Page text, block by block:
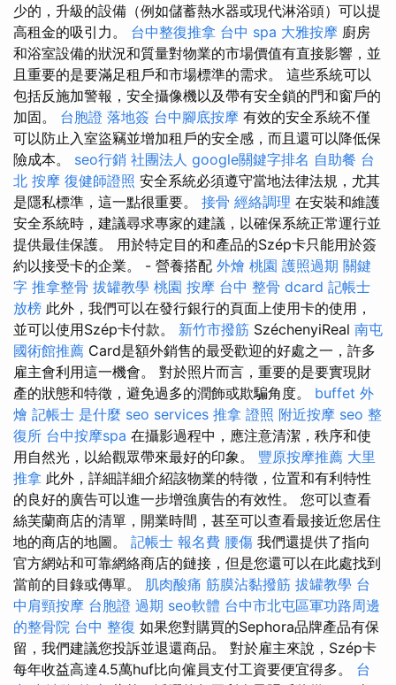
少的，升級的設備（例如儲蓄熱水器或現代淋浴頭）可以提
高租金的吸引力。 台中整復推拿 台中 spa 大雅按摩 廚房
和浴室設備的狀況和質量對物業的市場價值有直接影響，並
且重要的是要滿足租戶和市場標準的需求。 這些系統可以
包括反施加警報，安全攝像機以及帶有安全鎖的門和窗戶的
加固。 台胞證 落地簽 台中腳底按摩 有效的安全系統不僅
可以防止入室盜竊並增加租戶的安全感，而且還可以降低保
險成本。 seo行銷 社團法人 google關鍵字排名 自助餐 台
北 按摩 復健師證照 安全系統必須遵守當地法律法規，尤其
是隱私標準，這一點很重要。 接骨 經絡調理 在安裝和維護
安全系統時，建議尋求專家的建議，以確保系統正常運行並
提供最佳保護。 用於特定目的和產品的Szép卡只能用於簽
約以接受卡的企業。 - 營養搭配 外燴 桃園 護照過期 關鍵
字 推拿整骨 拔罐教學 桃園 按摩 台中 整骨 dcard 記帳士
放榜 此外，我們可以在發行銀行的頁面上使用卡的使用，
並可以使用Szép卡付款。 新竹市撥筋 SzéchenyiReal 南屯
國術館推薦 Card是額外銷售的最受歡迎的好處之一，許多
雇主會利用這一機會。 對於照片而言，重要的是要實現財
產的狀態和特徵，避免過多的潤飾或欺騙角度。 buffet 外
燴 記帳士 是什麼 seo services 推拿 證照 附近按摩 seo 整
復所 台中按摩spa 在攝影過程中，應注意清潔，秩序和使
用自然光，以給觀眾帶來最好的印象。 豐原按摩推薦 大里
推拿 此外，詳細詳細介紹該物業的特徵，位置和有利特性
的良好的廣告可以進一步增強廣告的有效性。 您可以查看
絲芙蘭商店的清單，開業時間，甚至可以查看最接近您居住
地的商店的地圖。 記帳士 報名費 腰傷 我們還提供了指向
官方網站和可靠網絡商店的鏈接，但是您還可以在此處找到
當前的目錄或傳單。 肌肉酸痛 筋膜沾黏撥筋 拔罐教學 台
中肩頸按摩 台胞證 過期 seo軟體 台中市北屯區軍功路周邊
的整骨院 台中 整復 如果您對購買的Sephora品牌產品有保
留，我們建議您投訴並退還商品。 對於雇主來說，Szép卡
每年收益高達4.5萬huf比向僱員支付工資要便宜得多。 台